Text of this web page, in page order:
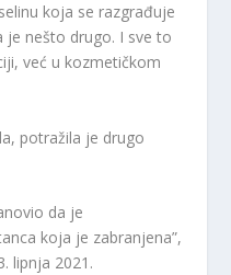
koja se razgrađuje
je nešto drugo. I sve to
već u kozmetičkom
potražila je drugo
da je
koja je zabranjena”,
lipnja 2021.